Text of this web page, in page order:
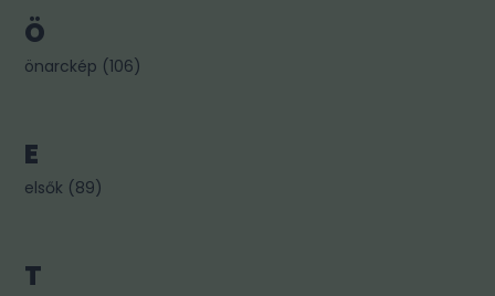
Ö
önarckép (106)
E
elsők (89)
T